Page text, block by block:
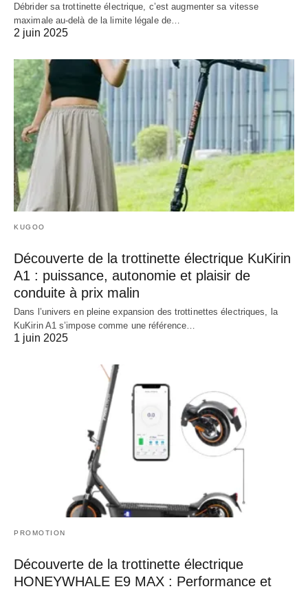
Débrider sa trottinette électrique, c’est augmenter sa vitesse
maximale au-delà de la limite légale de…
2 juin 2025
KUGOO
Découverte de la trottinette électrique KuKirin
A1 : puissance, autonomie et plaisir de
conduite à prix malin
Dans l’univers en pleine expansion des trottinettes électriques, la
KuKirin A1 s’impose comme une référence…
1 juin 2025
PROMOTION
Découverte de la trottinette électrique
HONEYWHALE E9 MAX : Performance et